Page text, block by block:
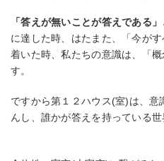
「答えが無いことが答えである」
に達した時、はたまた、「今が
着いた時、私たちの意識は、「
す。
ですから第１２ハウス(室)は、
んし、誰かが答えを持っている世